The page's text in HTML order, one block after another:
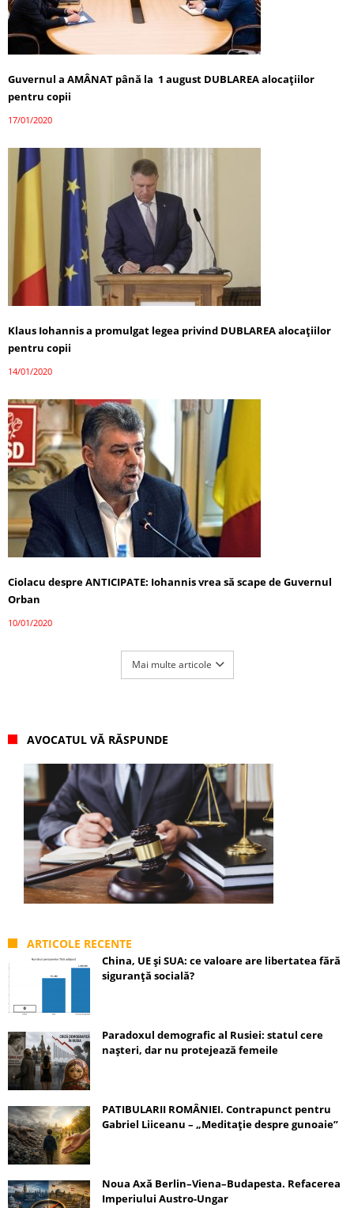
Guvernul a AMÂNAT până la 1 august DUBLAREA alocațiilor
pentru copii
17/01/2020
Klaus Iohannis a promulgat legea privind DUBLAREA alocațiilor
pentru copii
14/01/2020
Ciolacu despre ANTICIPATE: Iohannis vrea să scape de Guvernul
Orban
10/01/2020
Mai multe articole
AVOCATUL VĂ RĂSPUNDE
ARTICOLE RECENTE
China, UE și SUA: ce valoare are libertatea fără
siguranță socială?
Paradoxul demografic al Rusiei: statul cere
nașteri, dar nu protejează femeile
PATIBULARII ROMÂNIEI. Contrapunct pentru
Gabriel Liiceanu – „Meditație despre gunoaie”
Noua Axă Berlin–Viena–Budapesta. Refacerea
Imperiului Austro-Ungar